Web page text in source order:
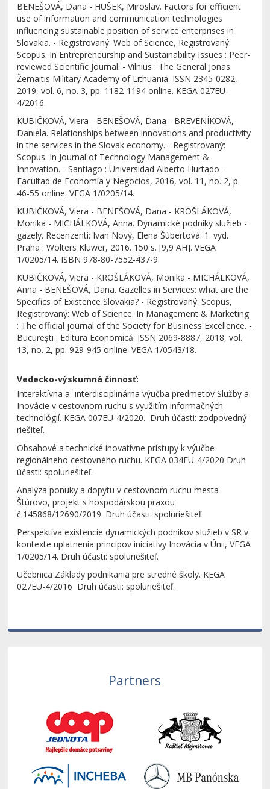
BENEŠOVÁ, Dana - HUŠEK, Miroslav. Factors for efficient
use of information and communication technologies
influencing sustainable position of service enterprises in
Slovakia. - Registrovaný: Web of Science, Registrovaný:
Scopus. In Entrepreneurship and Sustainability Issues : Peer-
reviewed Scientific Journal. - Vilnius : The General Jonas
Žemaitis Military Academy of Lithuania. ISSN 2345-0282,
2019, vol. 6, no. 3, pp. 1182-1194 online. KEGA 027EU-
4/2016.
KUBIČKOVÁ, Viera - BENEŠOVÁ, Dana - BREVENÍKOVÁ,
Daniela. Relationships between innovations and productivity
in the services in the Slovak economy. - Registrovaný:
Scopus. In Journal of Technology Management &
Innovation. - Santiago : Universidad Alberto Hurtado -
Facultad de Economía y Negocios, 2016, vol. 11, no. 2, p.
46-55 online. VEGA 1/0205/14.
KUBIČKOVÁ, Viera - BENEŠOVÁ, Dana - KROŠLÁKOVÁ,
Monika - MICHÁLKOVÁ, Anna. Dynamické podniky služieb -
gazely. Recenzenti: Ivan Nový, Elena Šúbertová. 1. vyd.
Praha : Wolters Kluwer, 2016. 150 s. [9,9 AH]. VEGA
1/0205/14. ISBN 978-80-7552-437-9.
KUBIČKOVÁ, Viera - KROŠLÁKOVÁ, Monika - MICHÁLKOVÁ,
Anna - BENEŠOVÁ, Dana. Gazelles in Services: what are the
Specifics of Existence Slovakia? - Registrovaný: Scopus,
Registrovaný: Web of Science. In Management & Marketing
: The official journal of the Society for Business Excellence. -
București : Editura Economică. ISSN 2069-8887, 2018, vol.
13, no. 2, pp. 929-945 online. VEGA 1/0543/18.
Vedecko-výskumná činnosť:
Interaktívna a interdisciplinárna výučba predmetov Služby a
Inovácie v cestovnom ruchu s využitím informačných
technológií. KEGA 007EU-4/2020. Druh účasti: zodpovedný
riešiteľ.
Obsahové a technické inovatívne prístupy k výučbe
regionálneho cestovného ruchu. KEGA 034EU-4/2020 Druh
účasti: spoluriešiteľ.
Analýza ponuky a dopytu v cestovnom ruchu mesta
Štúrovo, projekt s hospodárskou praxou
č.145868/12690/2019. Druh účasti: spoluriešiteľ
Perspektíva existencie dynamických podnikov služieb v SR v
kontexte uplatnenia princípov iniciatívy Inovácia v Únii, VEGA
1/0205/14. Druh účasti: spoluriešiteľ.
Učebnica Základy podnikania pre stredné školy. KEGA
027EU-4/2016 Druh účasti: spoluriešiteľ.
Partners